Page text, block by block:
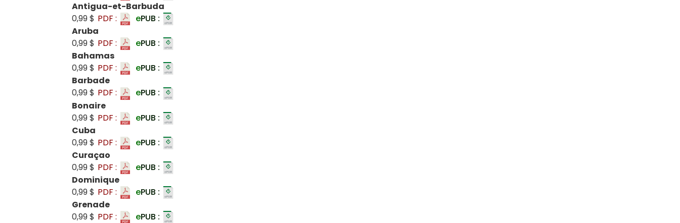
Antigua-et-Barbuda
0,99 $ PDF : ePUB :
Aruba
0,99 $ PDF : ePUB :
Bahamas
0,99 $ PDF : ePUB :
Barbade
0,99 $ PDF : ePUB :
Bonaire
0,99 $ PDF : ePUB :
Cuba
0,99 $ PDF : ePUB :
Curaçao
0,99 $ PDF : ePUB :
Dominique
0,99 $ PDF : ePUB :
Grenade
0,99 $ PDF : ePUB :